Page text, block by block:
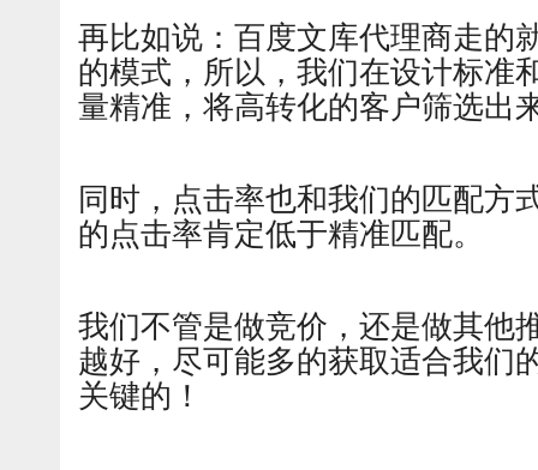
再比如说：百度文库代理商走的
的模式，所以，我们在设计标准
量精准，将高转化的客户筛选出
同时，点击率也和我们的匹配方
的点击率肯定低于精准匹配。
我们不管是做竞价，还是做其他
越好，尽可能多的获取适合我们
关键的！